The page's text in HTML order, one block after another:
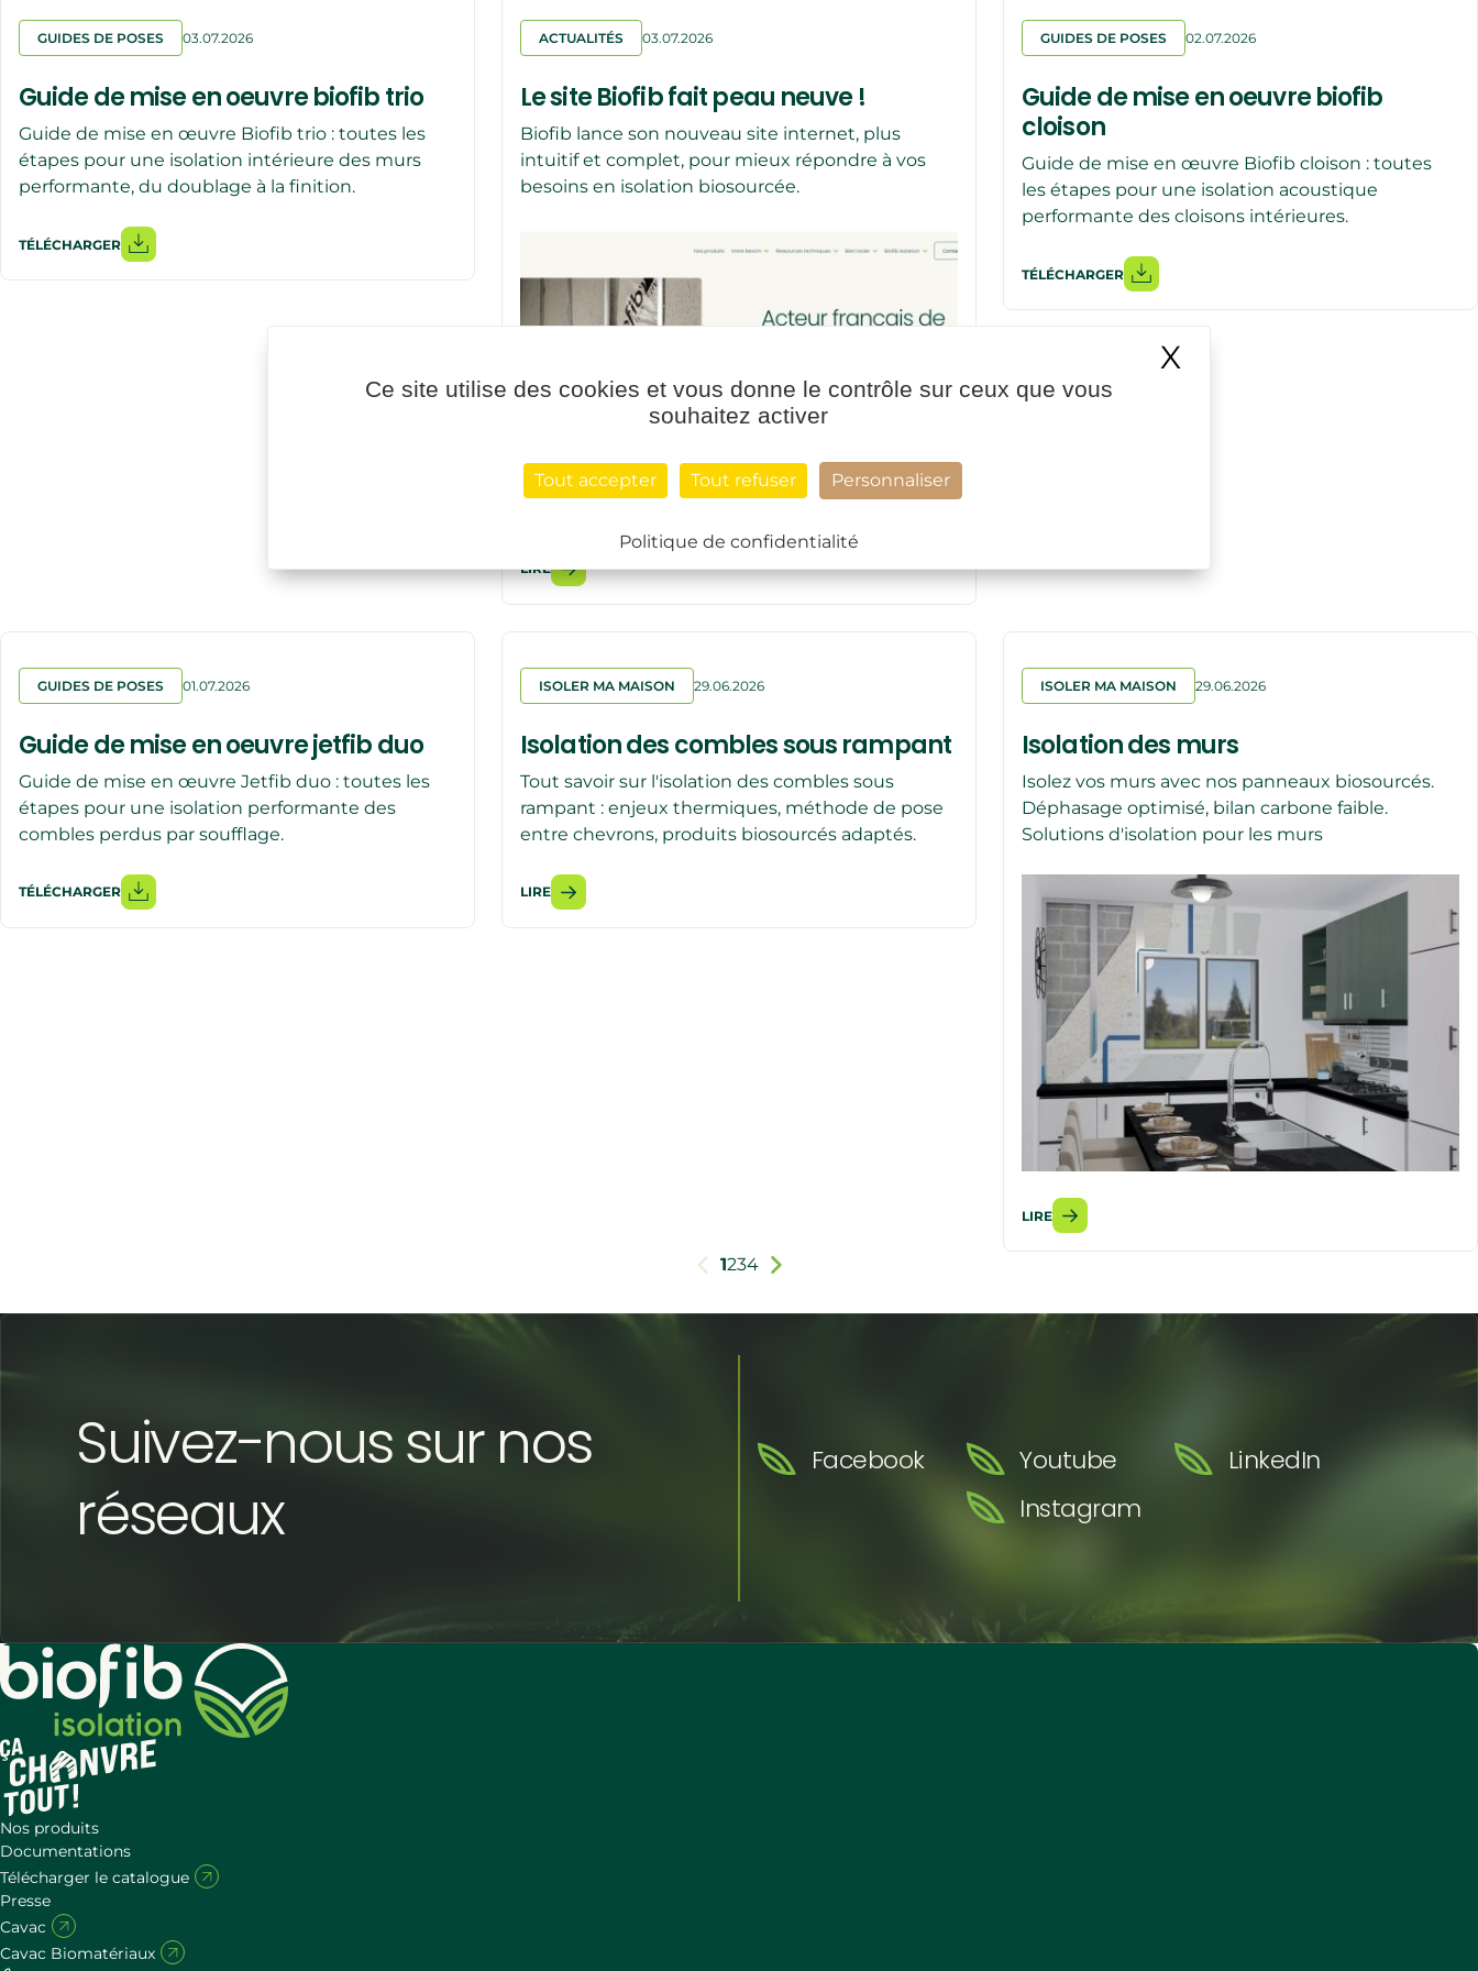
GUIDES DE POSES 03.07.2026
Guide de mise en oeuvre biofib trio
Guide de mise en œuvre Biofib trio : toutes les
étapes pour une isolation intérieure des murs
performante, du doublage à la finition.
TÉLÉCHARGER
ACTUALITÉS 03.07.2026
Le site Biofib fait peau neuve !
Biofib lance son nouveau site internet, plus
intuitif et complet, pour mieux répondre à vos
besoins en isolation biosourcée.
LIRE
GUIDES DE POSES 02.07.2026
Guide de mise en oeuvre biofib
cloison
Guide de mise en œuvre Biofib cloison : toutes
les étapes pour une isolation acoustique
performante des cloisons intérieures.
TÉLÉCHARGER
GUIDES DE POSES 01.07.2026
Guide de mise en oeuvre jetfib duo
Guide de mise en œuvre Jetfib duo : toutes les
étapes pour une isolation performante des
combles perdus par soufflage.
TÉLÉCHARGER
ISOLER MA MAISON 29.06.2026
Isolation des combles sous rampant
Tout savoir sur l'isolation des combles sous
rampant : enjeux thermiques, méthode de pose
entre chevrons, produits biosourcés adaptés.
LIRE
ISOLER MA MAISON 29.06.2026
Isolation des murs
Isolez vos murs avec nos panneaux biosourcés.
Déphasage optimisé, bilan carbone faible.
Solutions d'isolation pour les murs
LIRE
1234
Suivez-nous sur nos
réseaux
Facebook Youtube
LinkedIn
Instagram
Nos produits
Documentations
Télécharger le catalogue
Presse
Cavac
Cavac Biomatériaux
Ce site utilise des cookies et vous donne le contrôle sur ceux que vous
souhaitez activer
Tout accepter Tout refuser Personnaliser
Politique de confidentialité
X